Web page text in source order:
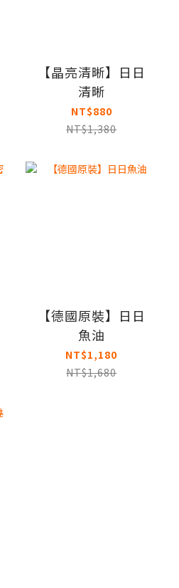
【晶亮清晰】日日
清晰
NT$880
NT$1,380
【德國原裝】日日
魚油
NT$1,180
NT$1,680